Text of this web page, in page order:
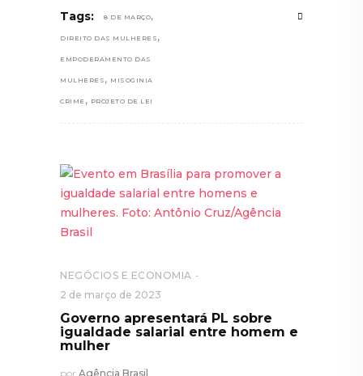
Tags: 8 DE MARÇO,
DIREITO DAS MULHERES ,
EMPODERAMENTO DAS
MULHERES , MISOGINIA
CRIME , PROJETO DE LEI
NEGÓCIOS E ECONOMIA
2 de março de 2023
Governo apresentará PL sobre
igualdade salarial entre homem e
mulher
por Agência Brasil